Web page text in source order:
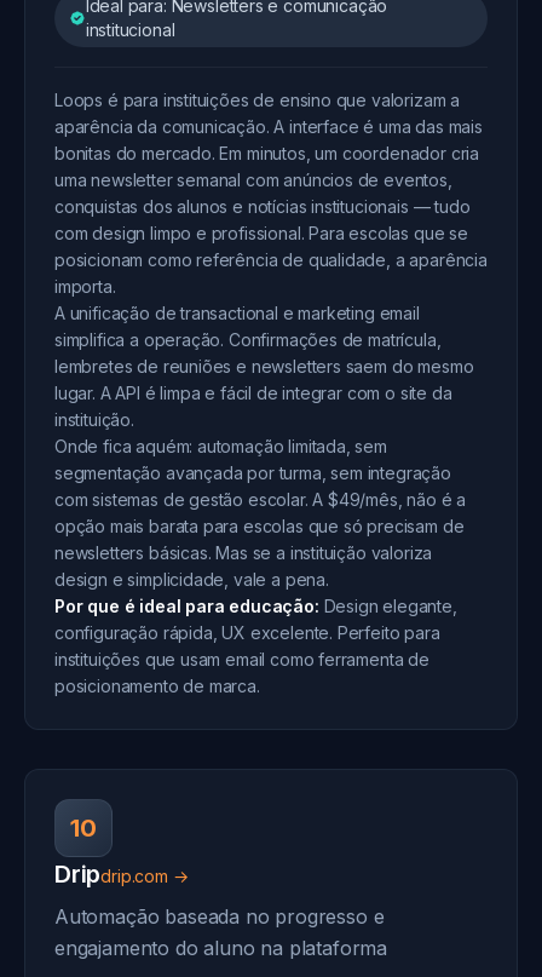
Ideal para: Newsletters e comunicação
institucional
Loops é para instituições de ensino que valorizam a
aparência da comunicação. A interface é uma das mais
bonitas do mercado. Em minutos, um coordenador cria
uma newsletter semanal com anúncios de eventos,
conquistas dos alunos e notícias institucionais — tudo
com design limpo e profissional. Para escolas que se
posicionam como referência de qualidade, a aparência
importa.
A unificação de transactional e marketing email
simplifica a operação. Confirmações de matrícula,
lembretes de reuniões e newsletters saem do mesmo
lugar. A API é limpa e fácil de integrar com o site da
instituição.
Onde fica aquém: automação limitada, sem
segmentação avançada por turma, sem integração
com sistemas de gestão escolar. A $49/mês, não é a
opção mais barata para escolas que só precisam de
newsletters básicas. Mas se a instituição valoriza
design e simplicidade, vale a pena.
Por que é ideal para educação: Design elegante,
configuração rápida, UX excelente. Perfeito para
instituições que usam email como ferramenta de
posicionamento de marca.
10
Dripdrip.com →
Automação baseada no progresso e
engajamento do aluno na plataforma